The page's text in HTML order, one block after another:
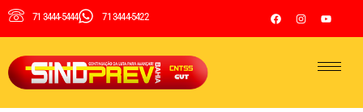
71 3444-5444 71 3444-5422